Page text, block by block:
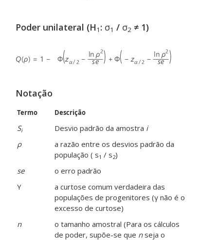
Poder unilateral (H1 : σ1 / σ2 ≠ 1)
Notação
Termo Descrição
Si Desvio padrão da amostra i
ρ
a razão entre os desvios padrão da
população ( s1 / s2)
se
o erro padrão
Y
a curtose comum verdadeira das
populações de progenitores (γ não é o
excesso de curtose)
n
o tamanho amostral (Para os cálculos
de poder, supõe-se que nseja o